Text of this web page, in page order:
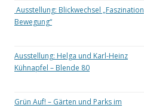
Ausstellung: Blickwechsel „Faszination
Bewegung“
Ausstellung: Helga und Karl-Heinz
Kühnapfel – Blende 80
Grün Auf! – Gärten und Parks im